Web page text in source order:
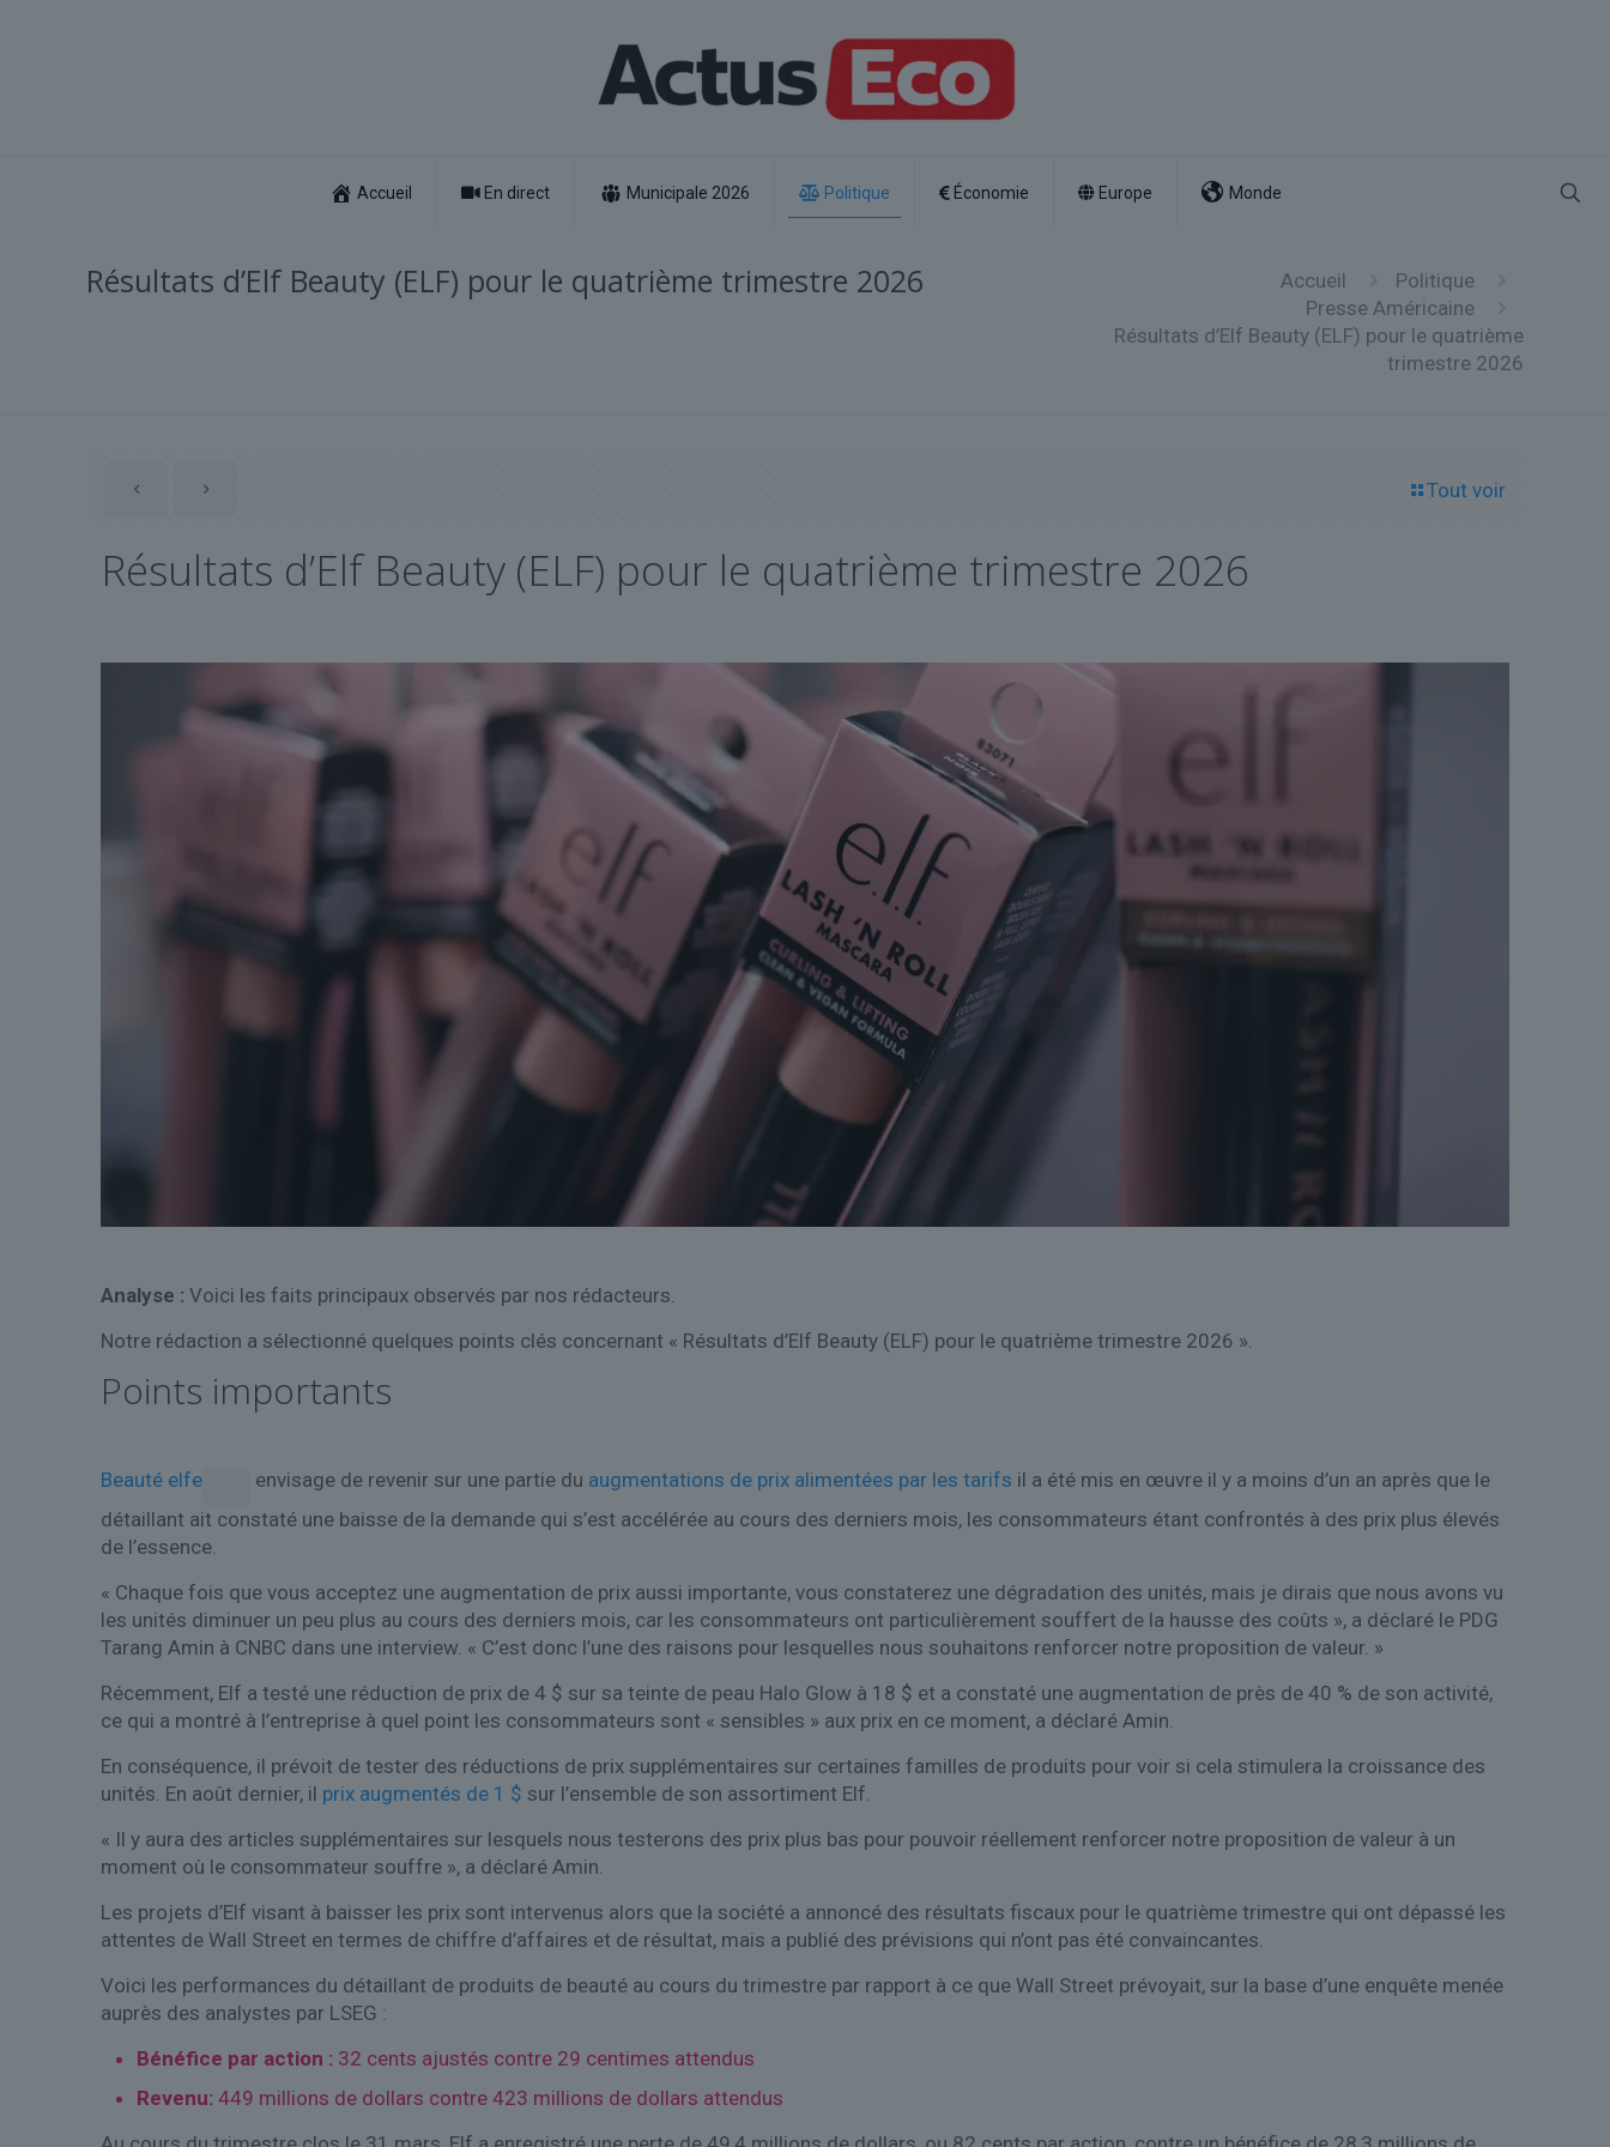
Accueil En direct Municipale 2026 Politique Économie Europe Monde
Résultats d’Elf Beauty (ELF) pour le quatrième trimestre 2026 Accueil
Politique
Presse Américaine
Résultats d’Elf Beauty (ELF) pour le quatrième
trimestre 2026
Tout voir
Résultats d’Elf Beauty (ELF) pour le quatrième trimestre 2026
Analyse : Voici les faits principaux observés par nos rédacteurs.
Notre rédaction a sélectionné quelques points clés concernant « Résultats d’Elf Beauty (ELF) pour le quatrième trimestre 2026 ».
Points importants
Beauté elfe envisage de revenir sur une partie du augmentations de prix alimentées par les tarifs il a été mis en œuvre il y a moins d’un an après que le
détaillant ait constaté une baisse de la demande qui s’est accélérée au cours des derniers mois, les consommateurs étant confrontés à des prix plus élevés
de l’essence.
« Chaque fois que vous acceptez une augmentation de prix aussi importante, vous constaterez une dégradation des unités, mais je dirais que nous avons vu
les unités diminuer un peu plus au cours des derniers mois, car les consommateurs ont particulièrement souffert de la hausse des coûts », a déclaré le PDG
Tarang Amin à CNBC dans une interview. « C’est donc l’une des raisons pour lesquelles nous souhaitons renforcer notre proposition de valeur. »
Récemment, Elf a testé une réduction de prix de 4 $ sur sa teinte de peau Halo Glow à 18 $ et a constaté une augmentation de près de 40 % de son activité,
ce qui a montré à l’entreprise à quel point les consommateurs sont « sensibles » aux prix en ce moment, a déclaré Amin.
En conséquence, il prévoit de tester des réductions de prix supplémentaires sur certaines familles de produits pour voir si cela stimulera la croissance des
unités. En août dernier, il prix augmentés de 1 $ sur l’ensemble de son assortiment Elf.
« Il y aura des articles supplémentaires sur lesquels nous testerons des prix plus bas pour pouvoir réellement renforcer notre proposition de valeur à un
moment où le consommateur souffre », a déclaré Amin.
Les projets d’Elf visant à baisser les prix sont intervenus alors que la société a annoncé des résultats fiscaux pour le quatrième trimestre qui ont dépassé les
attentes de Wall Street en termes de chiffre d’affaires et de résultat, mais a publié des prévisions qui n’ont pas été convaincantes.
Voici les performances du détaillant de produits de beauté au cours du trimestre par rapport à ce que Wall Street prévoyait, sur la base d’une enquête menée
auprès des analystes par LSEG :
Bénéfice par action : 32 cents ajustés contre 29 centimes attendus
Revenu: 449 millions de dollars contre 423 millions de dollars attendus